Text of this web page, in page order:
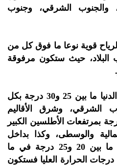
والجنوب الشرقي، وجنوب
قوية نوعا ما فوق كل من
حيث ستكون مرفوقة
وستتراوح درجات الحرارة الدنيا ما بين 25 و30 درجة بكل
الشرقي، وشرق الأقاليم
وما بين 15 و20 درجة بمرتفعات الأطلسين الكبير
والوسطى، وكذا بداخل
الأقاليم الجنوبية، وستكون ما بين 20 و25 درجة في ما
الحرارة العليا فستكون